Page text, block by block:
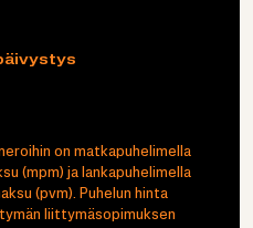
on matkapuhelimella
(mpm) ja lankapuhelimella
(pvm). Puhelun hinta
liittymäsopimuksen